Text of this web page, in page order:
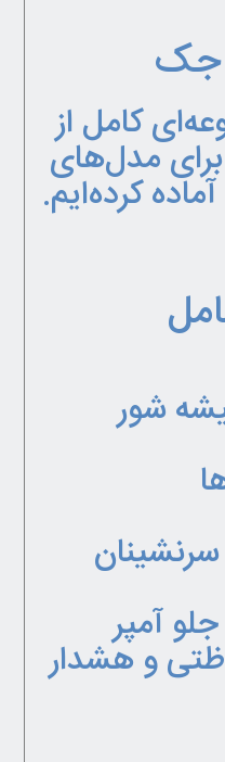
جک
کامل از
برای مدل‌های
کرده‌ایم.
شور
آمپر
و هشدار